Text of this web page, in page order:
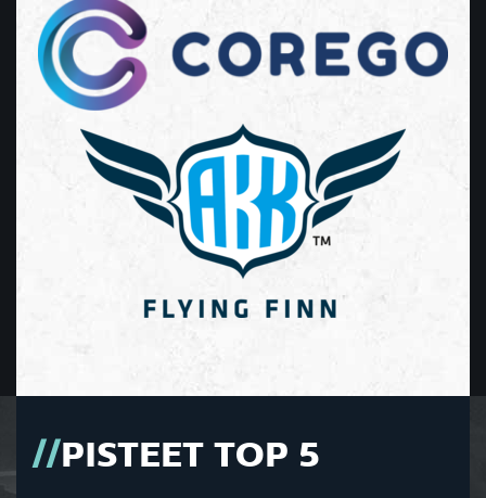
PISTEET TOP 5